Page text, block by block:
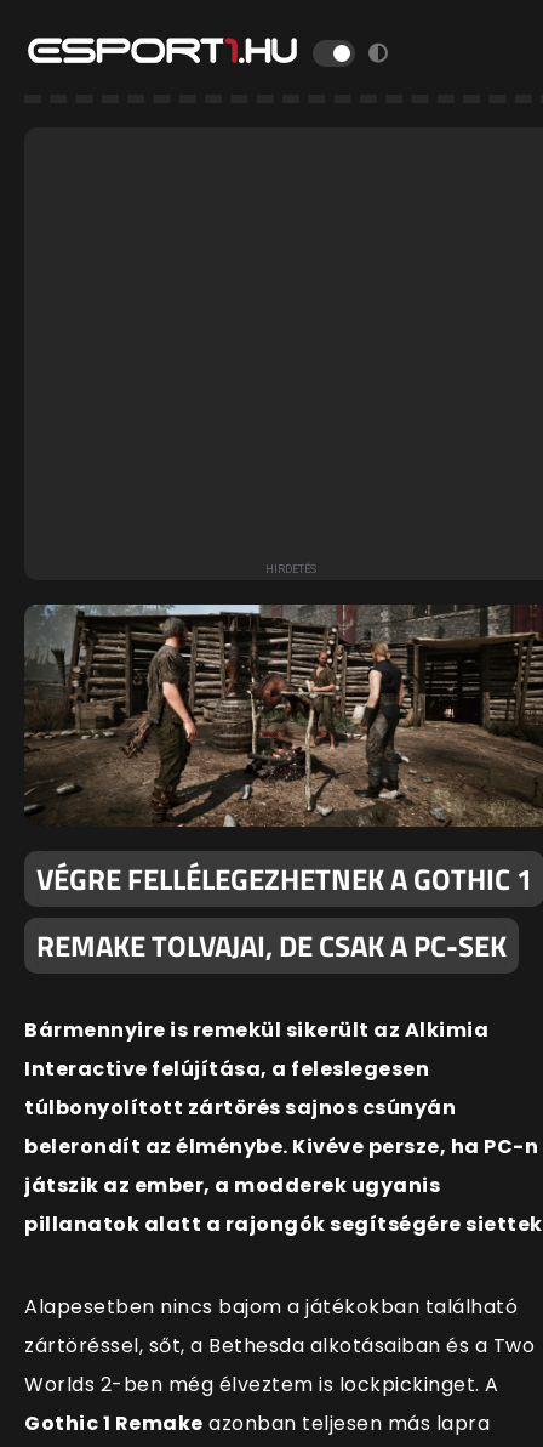
VÉGRE FELLÉLEGEZHETNEK A GOTHIC 1
REMAKE TOLVAJAI, DE CSAK A PC-SEK
Bármennyire is remekül sikerült az Alkimia
Interactive felújítása, a feleslegesen
túlbonyolított zártörés sajnos csúnyán
belerondít az élménybe. Kivéve persze, ha PC-n
játszik az ember, a modderek ugyanis
pillanatok alatt a rajongók segítségére
Alapesetben nincs bajom a játékokban található
zártöréssel, sőt, a Bethesda alkotásaiban és a Two
Worlds 2-ben még élveztem is lockpickinget. A
Gothic 1 Remake azonban teljesen más lapra